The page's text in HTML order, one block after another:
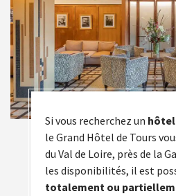
Si vous recherchez un hôtel
le Grand Hôtel de Tours
du Val de Loire, près de la
les disponibilités, il est
totalement ou